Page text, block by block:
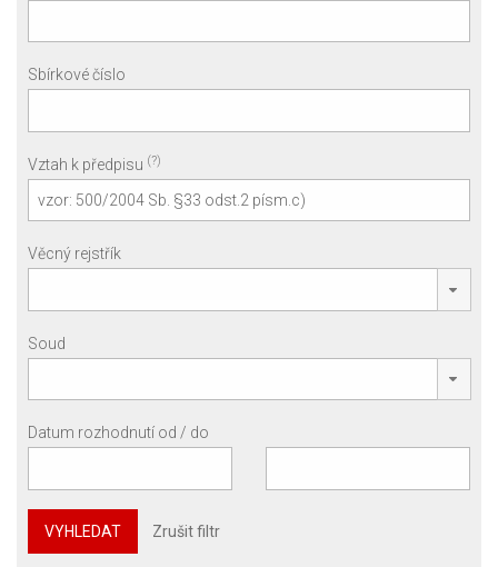
Sbírkové číslo
Vztah k předpisu (?)
Věcný rejstřík
Soud
Datum rozhodnutí od / do
VYHLEDAT Zrušit filtr